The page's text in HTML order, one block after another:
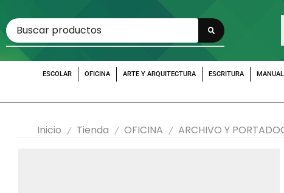
ESCOLAR OFICINA ARTE Y ARQUITECTURA ESCRITURA
Inicio / Tienda / OFICINA / ARCHIVO Y